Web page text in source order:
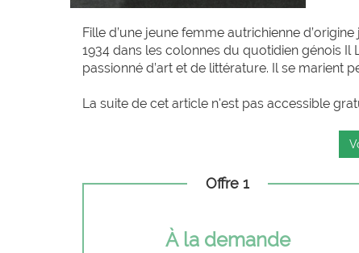
Fille d’une jeune femme autrichienne
1934 dans les colonnes du quotidien génois
passionné d’art et de littérature. Il se marient
La suite de cet article n'est pas accessible
Offre 1
À la demande